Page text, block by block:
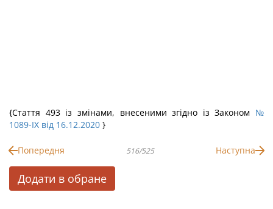
{Стаття 493 із змінами, внесеними згідно із Законом №
1089-IX від 16.12.2020 }
Попередня 516/525 Наступна
Додати в обране